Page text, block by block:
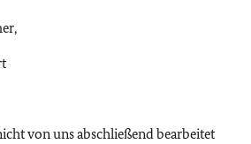
von uns abschließend bearbeitet